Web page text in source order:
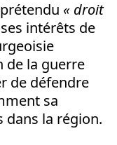
« droit
intérêts de
de la guerre
de défendre
sa
dans la région.